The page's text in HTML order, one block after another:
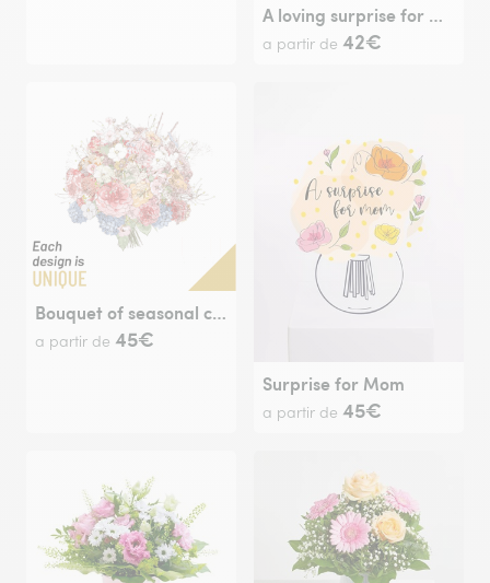
A loving surprise for mum
a partir de 42€
Bouquet of seasonal cut flowers
a partir de 45€
Surprise for Mom
a partir de 45€